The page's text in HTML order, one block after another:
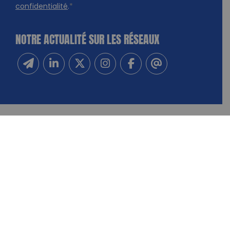
confidentialité.*
NOTRE ACTUALITÉ SUR LES RÉSEAUX